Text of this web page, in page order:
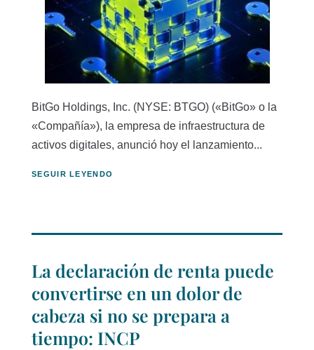
BitGo Holdings, Inc. (NYSE: BTGO) («BitGo» o la
«Compañía»), la empresa de infraestructura de
activos digitales, anunció hoy el lanzamiento...
SEGUIR LEYENDO
La declaración de renta puede
convertirse en un dolor de
cabeza si no se prepara a
tiempo: INCP